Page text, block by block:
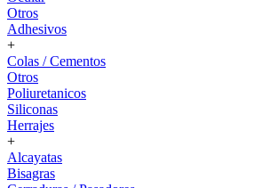
Otros
Adhesivos
+
Colas / Cementos
Otros
Poliuretanicos
Siliconas
Herrajes
+
Alcayatas
Bisagras